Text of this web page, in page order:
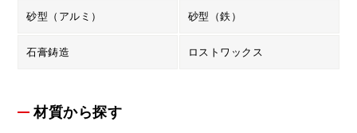
砂型（アルミ） 砂型（鉄）
石膏鋳造 ロストワックス
材質から探す